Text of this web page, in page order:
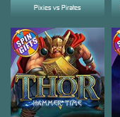
Pixies vs Pirates